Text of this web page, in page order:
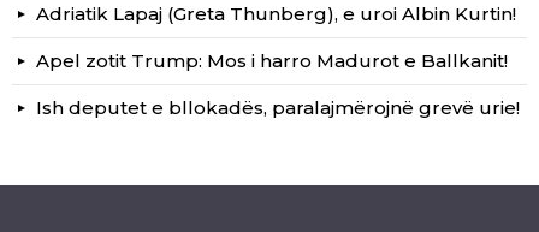
Adriatik Lapaj (Greta Thunberg), e uroi Albin Kurtin!
Apel zotit Trump: Mos i harro Madurot e Ballkanit!
Ish deputet e bllokadës, paralajmërojnë grevë urie!